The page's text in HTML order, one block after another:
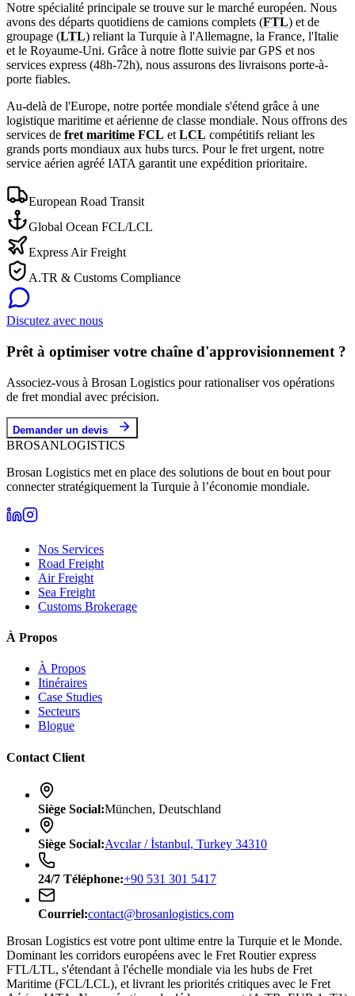
Notre spécialité principale se trouve sur le marché européen. Nous
avons des départs quotidiens de camions complets (FTL) et de
groupage (LTL) reliant la Turquie à l'Allemagne, la France, l'Italie
et le Royaume-Uni. Grâce à notre flotte suivie par GPS et nos
services express (48h-72h), nous assurons des livraisons porte-à-
porte fiables.
Au-delà de l'Europe, notre portée mondiale s'étend grâce à une
logistique maritime et aérienne de classe mondiale. Nous offrons des
services de fret maritime FCL et LCL compétitifs reliant les
grands ports mondiaux aux hubs turcs. Pour le fret urgent, notre
service aérien agréé IATA garantit une expédition prioritaire.
European Road Transit
Global Ocean FCL/LCL
Express Air Freight
A.TR & Customs Compliance
Discutez avec nous
Prêt à optimiser votre chaîne d'approvisionnement ?
Associez-vous à Brosan Logistics pour rationaliser vos opérations
de fret mondial avec précision.
Demander un devis
BROSANLOGISTICS
Brosan Logistics met en place des solutions de bout en bout pour
connecter stratégiquement la Turquie à l’économie mondiale.
Nos Services
Road Freight
Air Freight
Sea Freight
Customs Brokerage
À Propos
À Propos
Itinéraires
Case Studies
Secteurs
Blogue
Contact Client
Siège Social:München, Deutschland
Siège Social:Avcılar / İstanbul, Turkey 34310
24/7 Téléphone:+90 531 301 5417
Courriel:contact@brosanlogistics.com
Brosan Logistics est votre pont ultime entre la Turquie et le Monde.
Dominant les corridors européens avec le Fret Routier express
FTL/LTL, s'étendant à l'échelle mondiale via les hubs de Fret
Maritime (FCL/LCL), et livrant les priorités critiques avec le Fret